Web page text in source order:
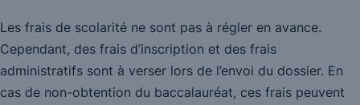
Les frais de scolarité ne sont pas à régler en avance.
Cependant, des frais d’inscription et des frais
administratifs sont à verser lors de l’envoi du dossier. En
cas de non-obtention du baccalauréat, ces frais peuvent